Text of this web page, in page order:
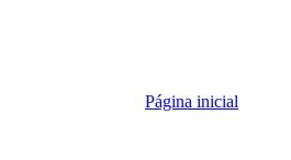
Página inicial